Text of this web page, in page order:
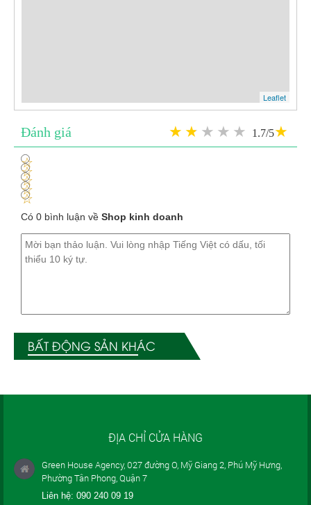
Leaflet
Đánh giá 1.7/5
1
2
3
4
5
Có 0 bình luận về Shop kinh doanh
BẤT ĐỘNG SẢN KHÁC
ĐỊA CHỈ CỬA HÀNG
Green House Agency, 027 đường O, Mỹ Giang 2, Phú Mỹ Hưng,
Phường Tân Phong, Quận 7
Liên hệ: 090 240 09 19